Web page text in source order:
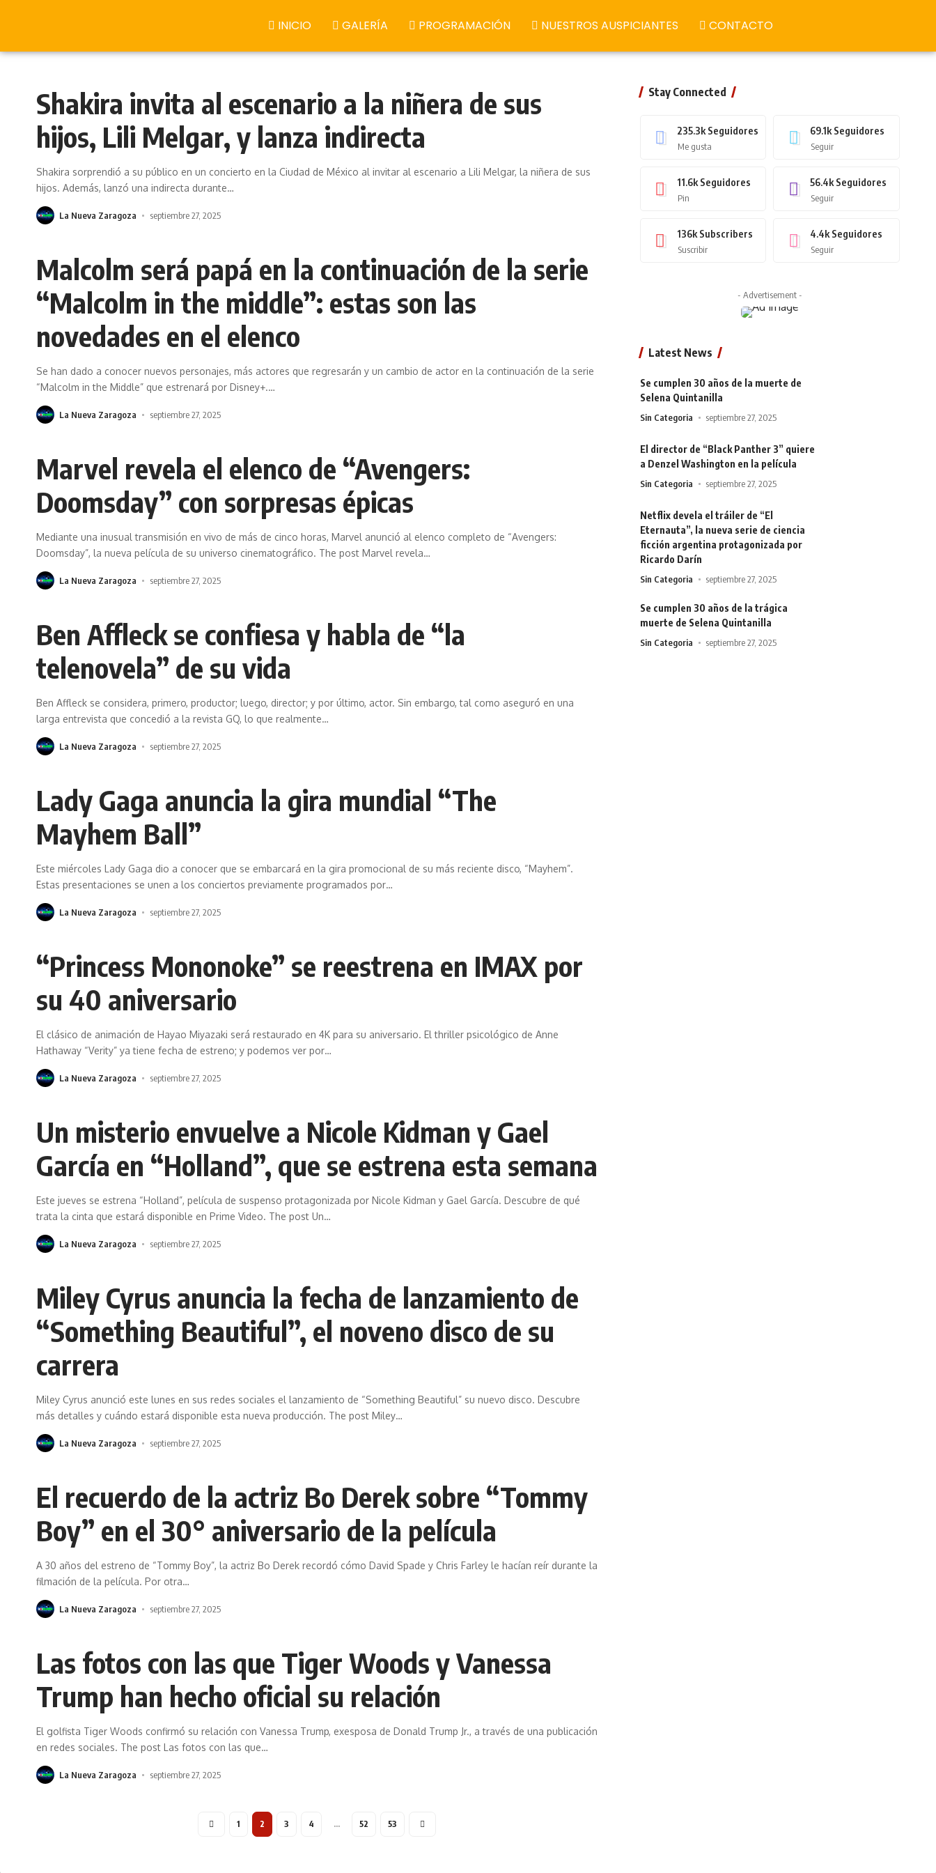
INICIO GALERÍA PROGRAMACIÓN NUESTROS AUSPICIANTES CONTACTO
Shakira invita al escenario a la niñera de sus
hijos, Lili Melgar, y lanza indirecta
Shakira sorprendió a su público en un concierto en la Ciudad de México al invitar al escenario a Lili Melgar, la niñera de sus
hijos. Además, lanzó una indirecta durante…
La Nueva Zaragoza septiembre 27, 2025
Malcolm será papá en la continuación de la serie
“Malcolm in the middle”: estas son las
novedades en el elenco
Se han dado a conocer nuevos personajes, más actores que regresarán y un cambio de actor en la continuación de la serie
“Malcolm in the Middle” que estrenará por Disney+.…
La Nueva Zaragoza septiembre 27, 2025
Marvel revela el elenco de “Avengers:
Doomsday” con sorpresas épicas
Mediante una inusual transmisión en vivo de más de cinco horas, Marvel anunció al elenco completo de “Avengers:
Doomsday”, la nueva película de su universo cinematográfico. The post Marvel revela…
La Nueva Zaragoza septiembre 27, 2025
Ben Affleck se confiesa y habla de “la
telenovela” de su vida
Ben Affleck se considera, primero, productor; luego, director; y por último, actor. Sin embargo, tal como aseguró en una
larga entrevista que concedió a la revista GQ, lo que realmente…
La Nueva Zaragoza septiembre 27, 2025
Lady Gaga anuncia la gira mundial “The
Mayhem Ball”
Este miércoles Lady Gaga dio a conocer que se embarcará en la gira promocional de su más reciente disco, “Mayhem”.
Estas presentaciones se unen a los conciertos previamente programados por…
La Nueva Zaragoza septiembre 27, 2025
“Princess Mononoke” se reestrena en IMAX por
su 40 aniversario
El clásico de animación de Hayao Miyazaki será restaurado en 4K para su aniversario. El thriller psicológico de Anne
Hathaway “Verity” ya tiene fecha de estreno; y podemos ver por…
La Nueva Zaragoza septiembre 27, 2025
Un misterio envuelve a Nicole Kidman y Gael
García en “Holland”, que se estrena esta semana
Este jueves se estrena “Holland”, película de suspenso protagonizada por Nicole Kidman y Gael García. Descubre de qué
trata la cinta que estará disponible en Prime Video. The post Un…
La Nueva Zaragoza septiembre 27, 2025
Miley Cyrus anuncia la fecha de lanzamiento de
“Something Beautiful”, el noveno disco de su
carrera
Miley Cyrus anunció este lunes en sus redes sociales el lanzamiento de “Something Beautiful” su nuevo disco. Descubre
más detalles y cuándo estará disponible esta nueva producción. The post Miley…
La Nueva Zaragoza septiembre 27, 2025
El recuerdo de la actriz Bo Derek sobre “Tommy
Boy” en el 30° aniversario de la película
A 30 años del estreno de “Tommy Boy”, la actriz Bo Derek recordó cómo David Spade y Chris Farley le hacían reír durante la
filmación de la película. Por otra…
La Nueva Zaragoza septiembre 27, 2025
Las fotos con las que Tiger Woods y Vanessa
Trump han hecho oficial su relación
El golfista Tiger Woods confirmó su relación con Vanessa Trump, exesposa de Donald Trump Jr., a través de una publicación
en redes sociales. The post Las fotos con las que…
La Nueva Zaragoza septiembre 27, 2025
1 2 3 4 … 52 53
Stay Connected
235.3k Seguidores
Me gusta
69.1k Seguidores
Seguir
11.6k Seguidores
Pin
56.4k Seguidores
Seguir
136k Subscribers
Suscribir
4.4k Seguidores
Seguir
- Advertisement -
Latest News
Se cumplen 30 años de la muerte de
Selena Quintanilla
Sin Categoria septiembre 27, 2025
El director de “Black Panther 3” quiere
a Denzel Washington en la película
Sin Categoria septiembre 27, 2025
Netflix devela el tráiler de “El
Eternauta”, la nueva serie de ciencia
ficción argentina protagonizada por
Ricardo Darín
Sin Categoria septiembre 27, 2025
Se cumplen 30 años de la trágica
muerte de Selena Quintanilla
Sin Categoria septiembre 27, 2025